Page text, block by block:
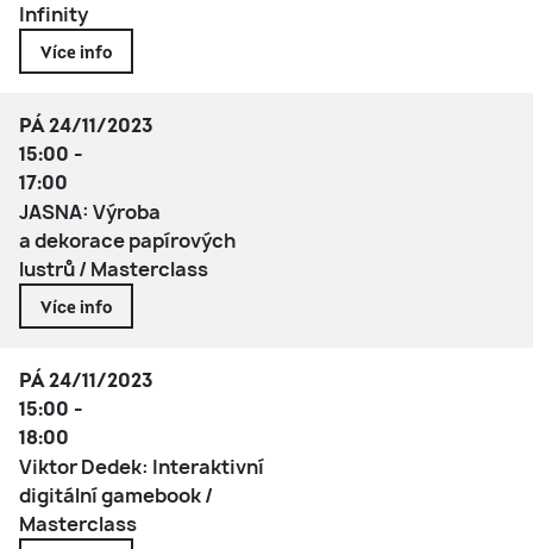
Infinity
Více info
PÁ 24/11/2023
15:00 -
17:00
JASNA: Výroba
a dekorace papírových
lustrů / Masterclass
Více info
PÁ 24/11/2023
15:00 -
18:00
Viktor Dedek: Interaktivní
digitální gamebook /
Masterclass